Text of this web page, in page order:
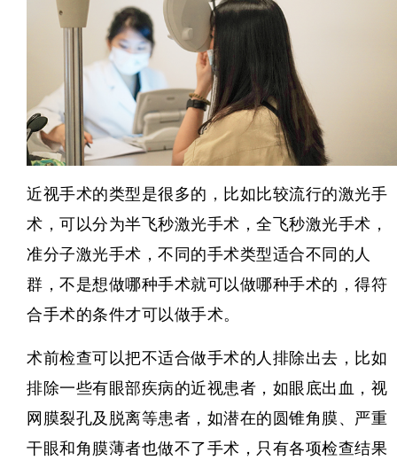
近视手术的类型是很多的，比如比较流行的激光手
术，可以分为半飞秒激光手术，全飞秒激光手术，
准分子激光手术，不同的手术类型适合不同的人
群，不是想做哪种手术就可以做哪种手术的，得符
合手术的条件才可以做手术。
术前检查可以把不适合做手术的人排除出去，比如
排除一些有眼部疾病的近视患者，如眼底出血，视
网膜裂孔及脱离等患者，如潜在的圆锥角膜、严重
干眼和角膜薄者也做不了手术，只有各项检查结果